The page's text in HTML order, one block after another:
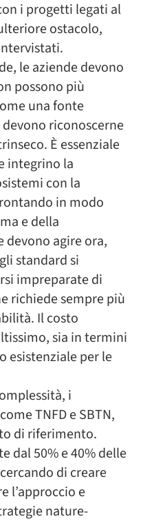
i progetti legati al
ostacolo,
le aziende devono
possono più
una fonte
riconoscerne
È essenziale
integrino la
con la
in modo
e della
devono agire ora,
standard si
impreparate di
richiede sempre più
Il costo
sia in termini
esistenziale per le
i
TNFD e SBTN,
di riferimento.
dal 50% e 40% delle
di creare
l’approccio e
nature-